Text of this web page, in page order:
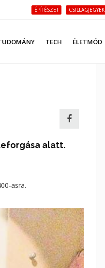
ÉPÍTÉSZET CSILLAGJEGYEK
TECH ÉLETMÓD
alatt.
asra.